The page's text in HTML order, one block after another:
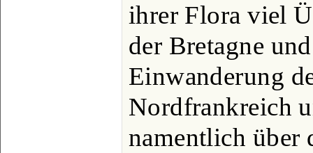
ihrer Flora viel
der Bretagne
Einwanderung
Nordfrankreich
namentlich über